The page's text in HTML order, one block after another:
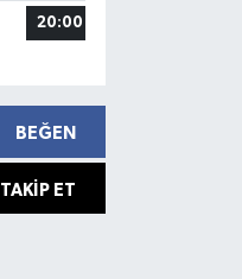
20:00
BEĞEN
TAKIP ET